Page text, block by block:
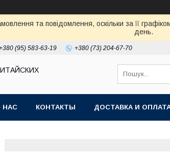
та повідомлення, оскільки за її
день.
(95) 583-63-19 +380 (73) 204-67-70
НАС КОНТАКТЫ ДОСТАВКА И